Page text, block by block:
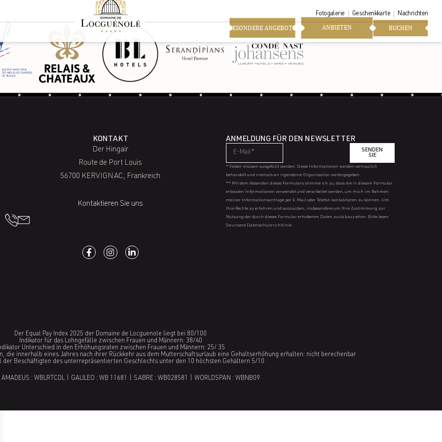
Fotogalerie Geschenkkarte Nachrichten
BUCHEN
ANBIETEN
BESONDERE ANGEBOTE
KONTAKT
Der Hingair
Route de Port Louis
56700 KERVIGNAC, Frankreich
Kontaktieren Sie uns
ANMELDUNG FÜR DEN NEWSLETTER
SENDEN
SIE
* Felder müssen ausgefüllt werden. Diese Informationen werden vertraulich
behandelt und niemals an irgendeine Organisation weitergegeben.
** Mit dem Absenden dieses Formulars stimme ich zu, dass die in diesem Formular
erfassten Informationen verwendet und verarbeitet werden, um mich im Rahmen
meiner Informationsanfrage per E-Mail oder Telefon kontaktieren zu können. Um
Ihre Rechte zu erfahren und auszuüben, insbesondere um Ihre Zustimmung zur
Nutzung der durch dieses Formular erhobenen Daten zurückzuziehen. Bitte lesen
Sie unsere Datenschutzrichtlinie.
Der Equal Pay Index 2025 der Domaine de Locguenole liegt bei 80/100
Indikator für das Lohngefälle zwischen Frauen und Männern: 38/40
Unterschied in den Erhöhungsraten zwischen Frauen und Männern: 25/ 35
die innerhalb eines Jahres nach ihrer Rückkehr aus dem Mutterschaftsurlaub eine Gehaltserhöhung erhalten: nicht berechenbar
der Beschäftigten des unterrepräsentierten Geschlechts unter den 10 höchsten Gehältern 5/10
: WBLRTCDL | GALILEO : WB 11681 | SABRE : WB028581 | WORLDSPAN : WBNB09